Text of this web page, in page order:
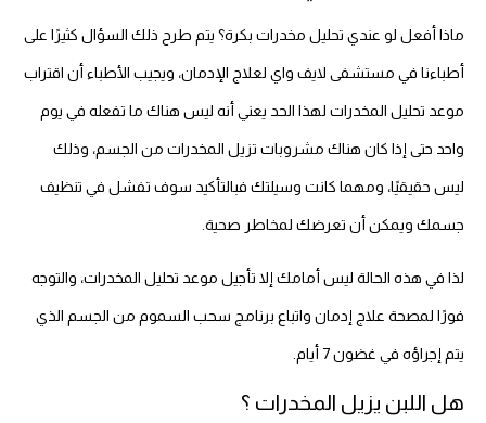
ماذا أفعل لو عندي تحليل مخدرات بكرة؟ يتم طرح ذلك السؤال كثيرًا على
أطباءنا في مستشفى لايف واي لعلاج الإدمان، ويجيب الأطباء أن اقتراب
موعد تحليل المخدرات لهذا الحد يعني أنه ليس هناك ما تفعله في يوم
واحد حتى إذا كان هناك مشروبات تزيل المخدرات من الجسم، وذلك
ليس حقيقيًا، ومهما كانت وسيلتك فبالتأكيد سوف تفشل في تنظيف
جسمك ويمكن أن تعرضك لمخاطر صحية.
لذا في هذه الحالة ليس أمامك إلا تأجيل موعد تحليل المخدرات، والتوجه
فورًا لمصحة علاج إدمان واتباع برنامج سحب السموم من الجسم الذي
يتم إجراؤه في غضون 7 أيام.
هل اللبن يزيل المخدرات ؟